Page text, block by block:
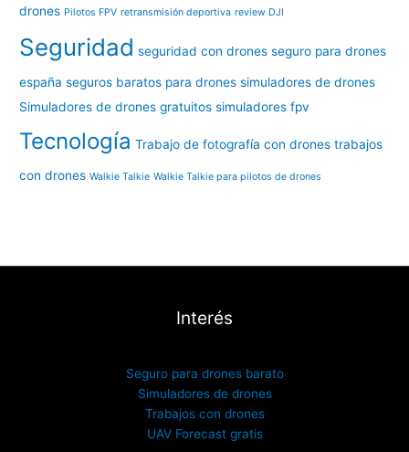
drones Pilotos FPV retransmisión deportiva review DJI
Seguridad seguridad con drones seguro para drones
españa seguros baratos para drones simuladores de drones
Simuladores de drones gratuitos simuladores fpv
Tecnología Trabajo de fotografía con drones trabajos
con drones Walkie Talkie Walkie Talkie para pilotos de drones
Interés
Seguro para drones barato
Simuladores de drones
Trabajos con drones
UAV Forecast gratis